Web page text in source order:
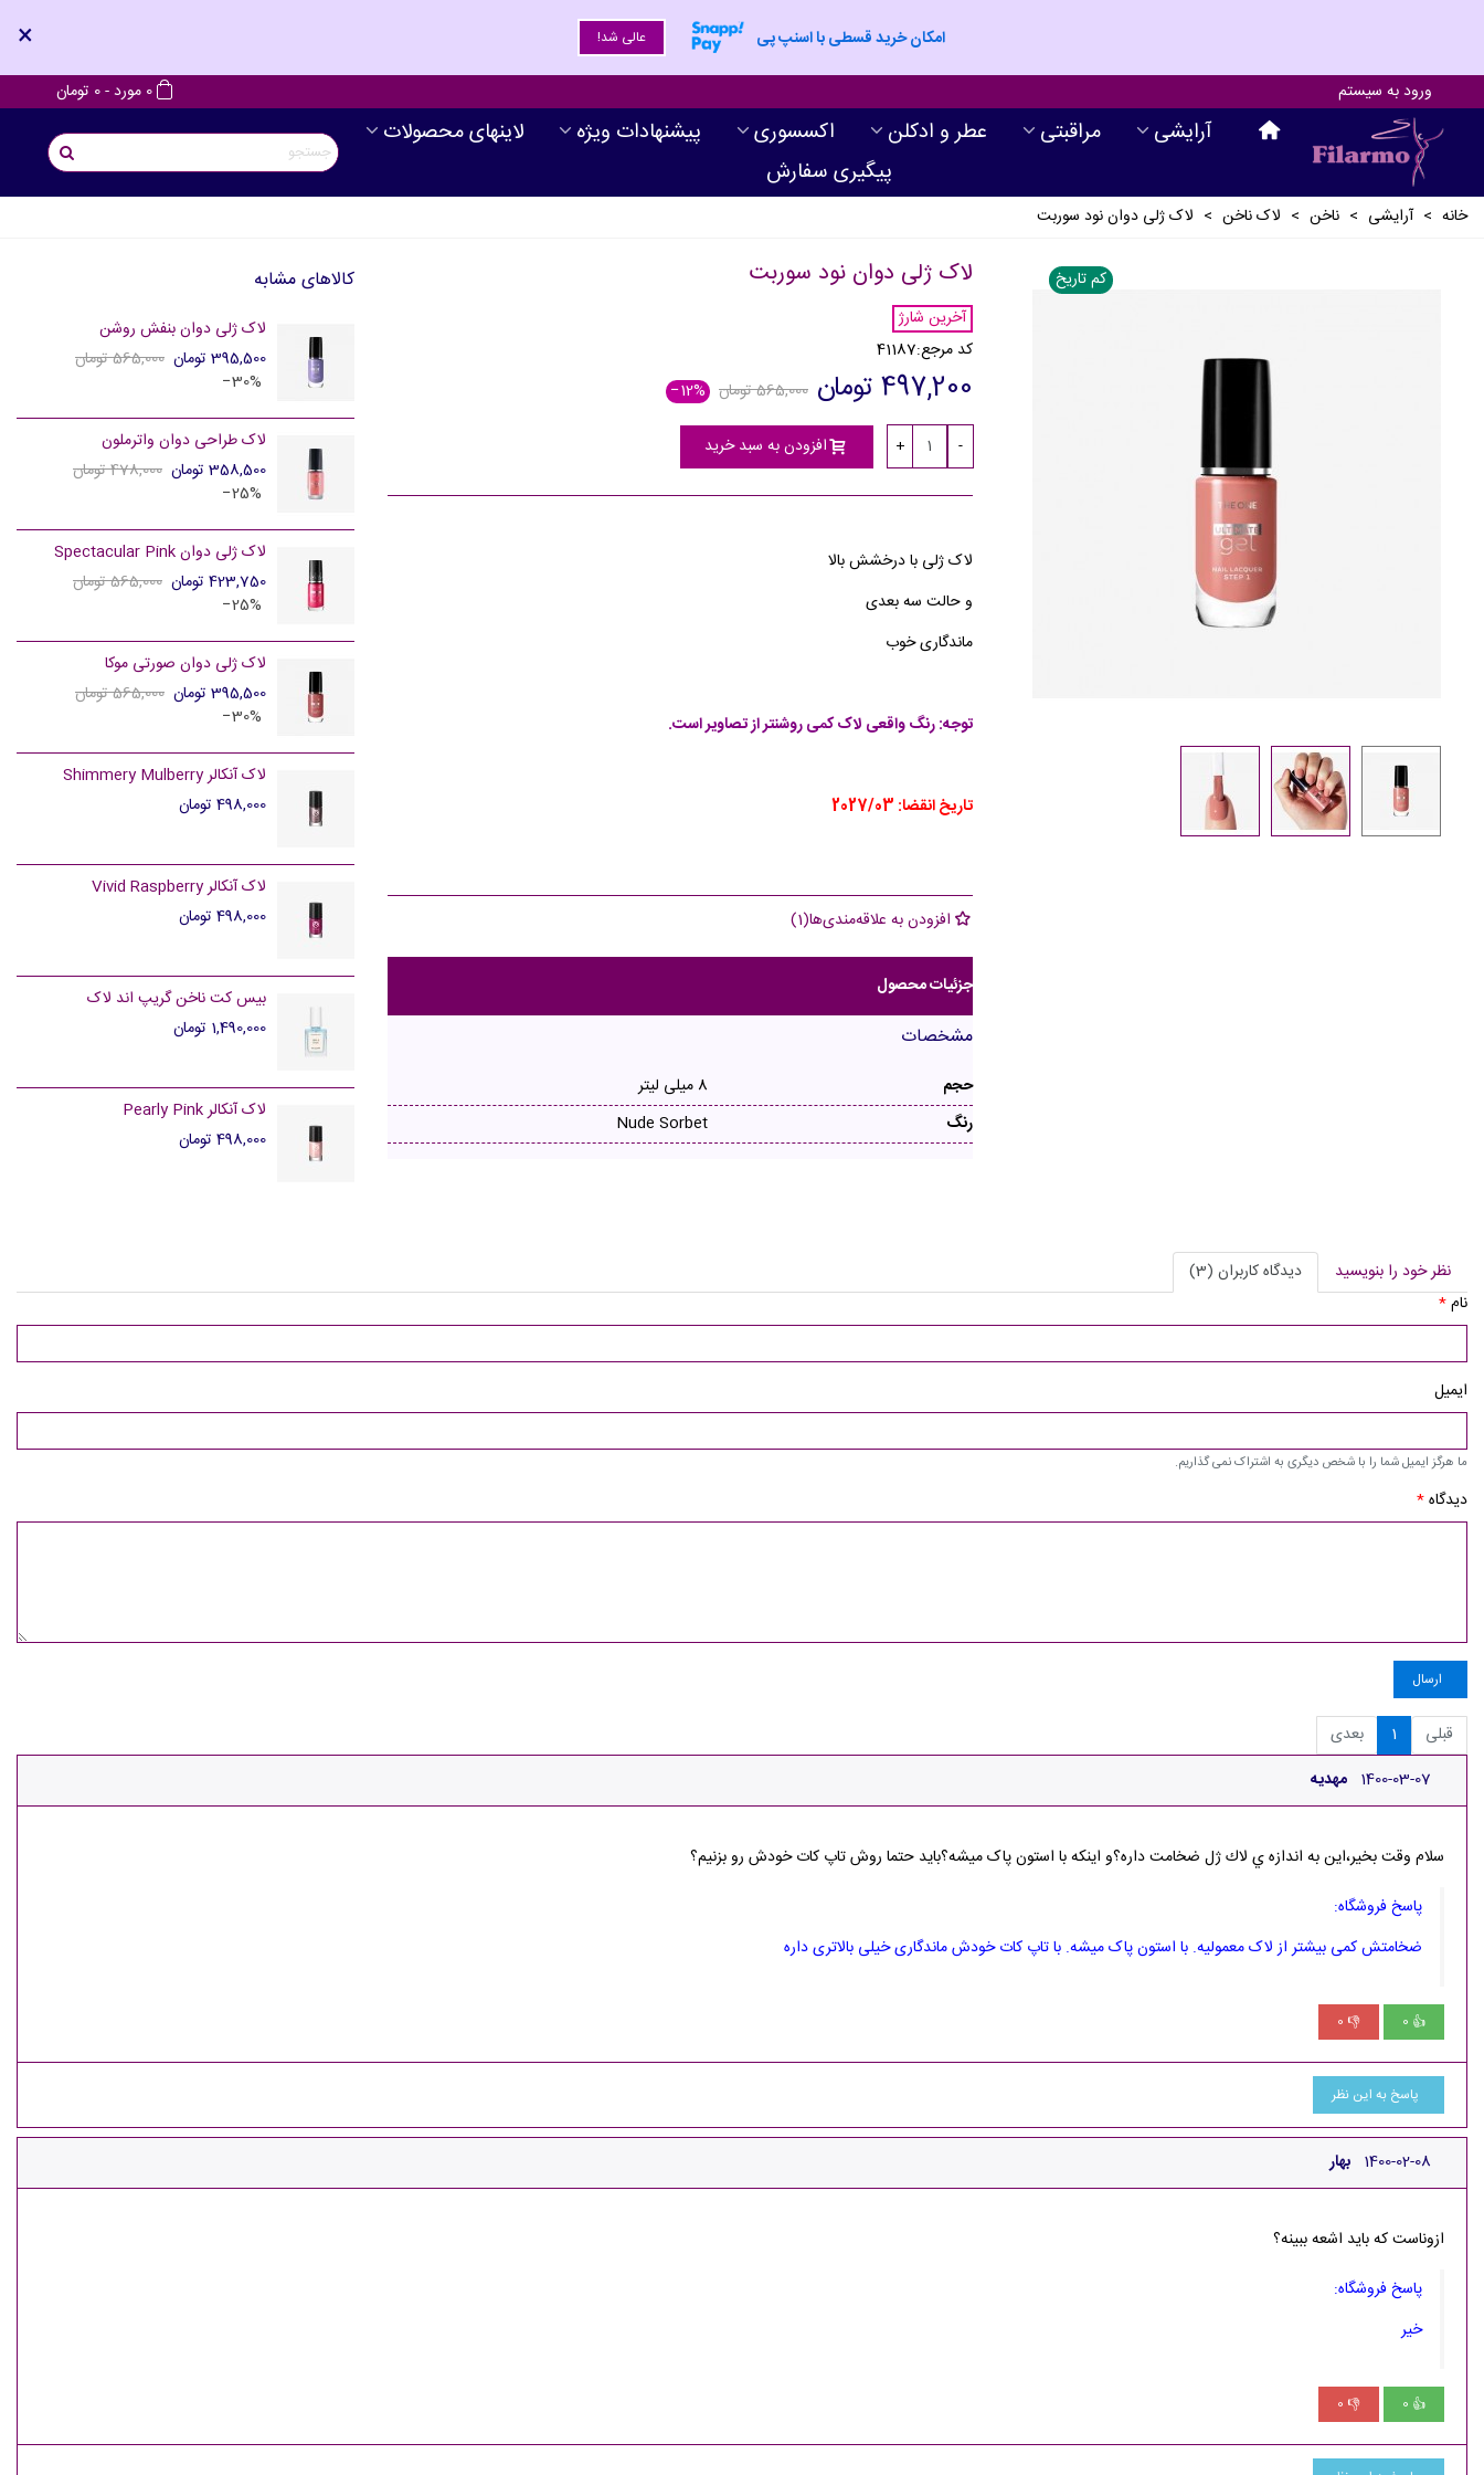
امکان خرید قسطی با اسنپ پی عالی شد! ×
ورود به سیستم 0 مورد-0 تومان
آرايشی مراقبتی عطر و ادکلن اکسسوری پیشنهادات ویژه
لاینهای محصولات
پیگیری سفارش
خانه > آرايشی > ناخن > لاک ناخن > لاک ژلی دوان نود سوربت
کم تاریخ لاک ژلی دوان نود سوربت
آخرین شارژ
کد مرجع:41187
497,200 تومان 565,000 تومان ‎−12%
-
+ افزودن به سبد خرید
لاک ژلی با درخشش بالا
و حالت سه بعدی
ماندگاری خوب
توجه: رنگ واقعی لاک کمی روشنتر از تصاویر است.
تاریخ انقضا: 2027/03
افزودن به علاقه‌مندی‌ها(
1
)
جزئیات محصول
مشخصات
حجم
8 میلی لیتر
رنگ
Nude Sorbet
کالاهای مشابه
لاک ژلی دوان بنفش روشن
395,500 تومان
565,000 تومان
‎−30%
لاک طراحی دوان واترملون
358,500 تومان
478,000 تومان
‎−25%
لاک ژلی دوان Spectacular Pink
423,750 تومان
565,000 تومان
‎−25%
لاک ژلی دوان صورتی موکا
395,500 تومان
565,000 تومان
‎−30%
لاک آنکالر Shimmery Mulberry
498,000 تومان
لاک آنکالر Vivid Raspberry
498,000 تومان
بیس کت ناخن گریپ اند لاک
1,490,000 تومان
لاک آنکالر Pearly Pink
498,000 تومان
نظر خود را بنویسید
دیدگاه کاربران (3)
نام*
ایمیل
ما هرگز ایمیل شما را با شخص دیگری به اشتراک نمی گذاریم.
دیدگاه*
ارسال
قبلی 1
بعدی
مهديه 1400-03-07
سلام وقت بخير،اين به اندازه ي لاك ژل ضخامت داره؟و اينكه با استون پاک ميشه؟بايد حتما روش تاپ کات خودش رو بزنيم؟
پاسخ فروشگاه:
ضخامتش کمی بیشتر از لاک معمولیه. با استون پاک میشه. با تاپ کات خودش ماندگاری خیلی بالاتری داره
👍
0
👎
0
پاسخ به این نظر
بهار 1400-02-08
ازوناست که باید اشعه ببینه؟
پاسخ فروشگاه:
خیر
👍
0
👎
0